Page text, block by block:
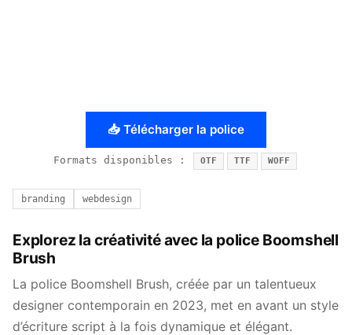
📥 Télécharger la police
Formats disponibles : OTF TTF WOFF
branding webdesign
Explorez la créativité avec la police Boomshell
Brush
La police Boomshell Brush, créée par un talentueux
designer contemporain en 2023, met en avant un style
d’écriture script à la fois dynamique et élégant.